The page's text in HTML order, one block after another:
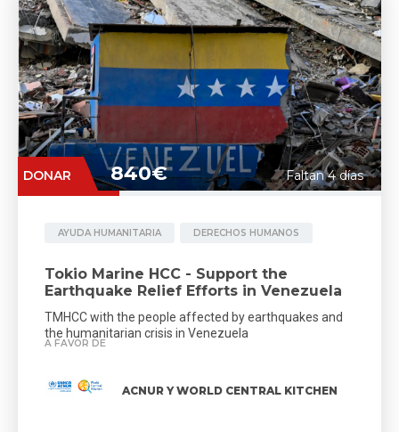
DONAR 840€ Faltan 4 días
AYUDA HUMANITARIA DERECHOS HUMANOS
Tokio Marine HCC - Support the
Earthquake Relief Efforts in Venezuela
TMHCC with the people affected by earthquakes and
the humanitarian crisis in Venezuela
A FAVOR DE
ACNUR Y WORLD CENTRAL KITCHEN